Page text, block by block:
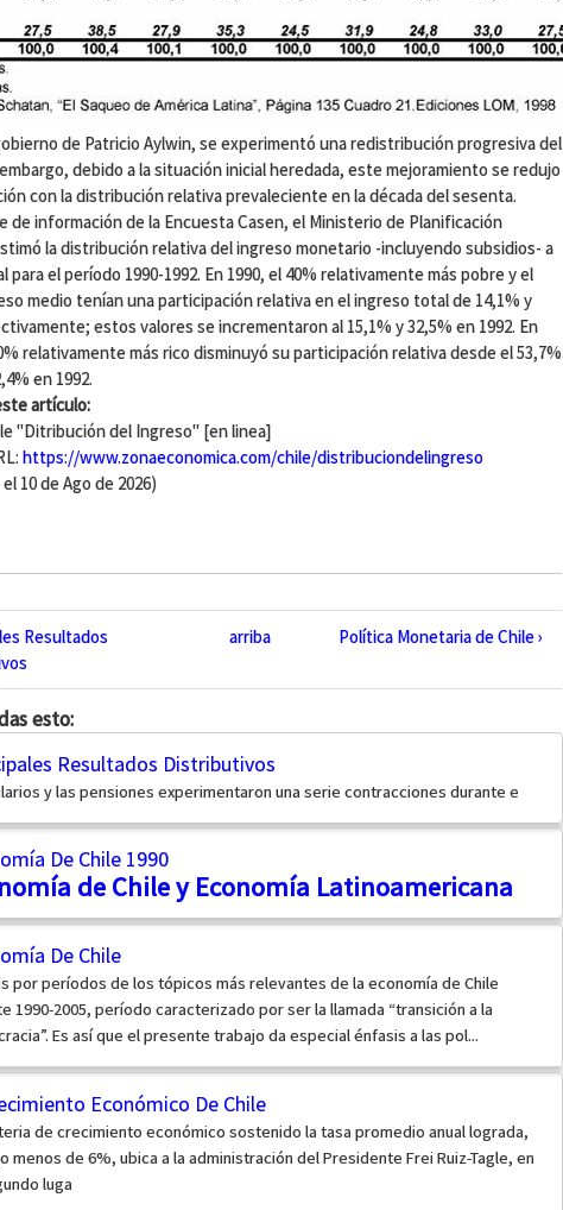
de Patricio Aylwin, se experimentó una redistribución progresiva del
debido a la situación inicial heredada, este mejoramiento se redujo
con la distribución relativa prevaleciente en la década del sesenta.
de información de la Encuesta Casen, el Ministerio de Planificación
la distribución relativa del ingreso monetario -incluyendo subsidios- a
para el período 1990-1992. En 1990, el 40% relativamente más pobre y el
medio tenían una participación relativa en el ingreso total de 14,1% y
estos valores se incrementaron al 15,1% y 32,5% en 1992. En
relativamente más rico disminuyó su participación relativa desde el 53,7%
en 1992.
artículo:
"Ditribución del Ingreso" [en linea]
https://www.zonaeconomica.com/chile/distribuciondelingreso
10 de Ago de 2026)
Resultados
arriba Política Monetaria de Chile ›
esto:
Resultados Distributivos
y las pensiones experimentaron una serie contracciones durante e
De Chile 1990
de Chile y Economía Latinoamericana
De Chile
por períodos de los tópicos más relevantes de la economía de Chile
1990-2005, período caracterizado por ser la llamada “transición a la
Es así que el presente trabajo da especial énfasis a las pol...
Económico De Chile
de crecimiento económico sostenido la tasa promedio anual lograda,
menos de 6%, ubica a la administración del Presidente Frei Ruiz-Tagle, en
luga